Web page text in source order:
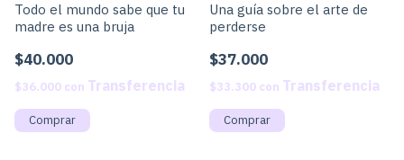
Todo el mundo sabe que tu
madre es una bruja
$40.000
$36.000 con
Una guía sobre el arte de
perderse
$37.000
$33.300 con